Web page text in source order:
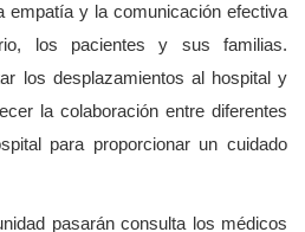
empatía y la comunicación efectiva
los pacientes y sus familias.
los desplazamientos al hospital y
la colaboración entre diferentes
para proporcionar un cuidado
pasarán consulta los médicos